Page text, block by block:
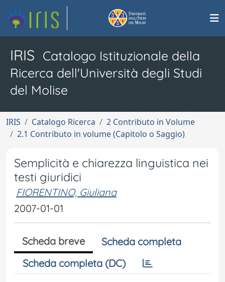
IRIS Catalogo Istituzionale della
Ricerca dell'Università degli Studi
del Molise
IRIS Catalogo Ricerca
2 Contributo in Volume
2.1 Contributo in volume (Capitolo o Saggio)
Semplicità e chiarezza linguistica nei
testi giuridici
FIORENTINO, Giuliana
2007-01-01
Scheda breve
Scheda completa
Scheda completa (DC)